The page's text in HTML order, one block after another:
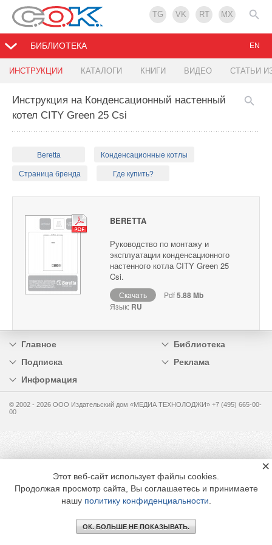
TG VK RT MX
БИБЛИОТЕКА
ИНСТРУКЦИИ КАТАЛОГИ КНИГИ ВИДЕО СТАТЬИ
EN
Инструкция на Конденсационный настенный
котел CITY Green 25 Csi
Beretta Конденсационные котлы
Страница бренда Где купить?
BERETTA
Руководство по монтажу и
эксплуатации конденсационного
настенного котла CITY Green 25
Csi.
Скачать Pdf5.88 Mb
Язык: RU
Главное
Библиотека
Подписка
Реклама
Информация
© 2002 - 2026 OOO Издательский дом «МЕДИА ТЕХНОЛОДЖИ» +7 (495) 665-00-
00
Этот веб-сайт использует файлы cookies.
Продолжая просмотр сайта, Вы соглашаетесь и принимаете
нашу политику конфиденциальности
ОК. БОЛЬШЕ НЕ ПОКАЗЫВАТЬ.
×